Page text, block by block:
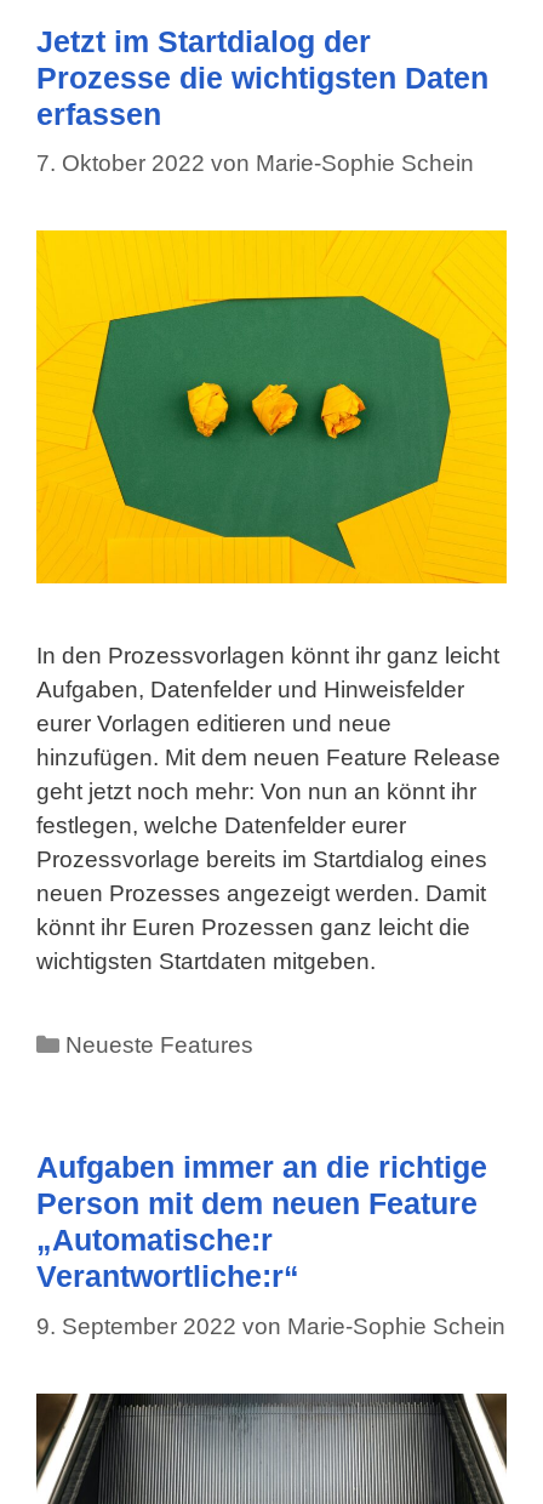
Jetzt im Startdialog der
Prozesse die wichtigsten Daten
erfassen
7. Oktober 2022 von Marie-Sophie Schein
In den Prozessvorlagen könnt ihr ganz leicht
Aufgaben, Datenfelder und Hinweisfelder
eurer Vorlagen editieren und neue
hinzufügen. Mit dem neuen Feature Release
geht jetzt noch mehr: Von nun an könnt ihr
festlegen, welche Datenfelder eurer
Prozessvorlage bereits im Startdialog eines
neuen Prozesses angezeigt werden. Damit
könnt ihr Euren Prozessen ganz leicht die
wichtigsten Startdaten mitgeben.
Kategorien
Neueste Features
Aufgaben immer an die richtige
Person mit dem neuen Feature
„Automatische:r
Verantwortliche:r“
9. September 2022 von Marie-Sophie Schein